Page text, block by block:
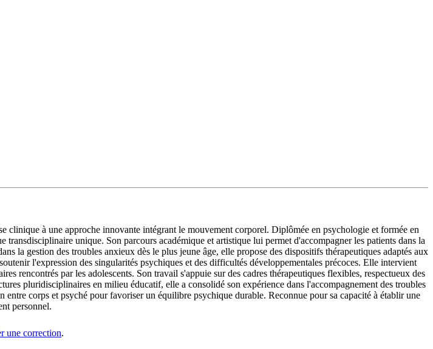
à une approche innovante intégrant le mouvement corporel. Diplômée en psychologie et formée en
unique. Son parcours académique et artistique lui permet d'accompagner les patients dans la
la gestion des troubles anxieux dès le plus jeune âge, elle propose des dispositifs thérapeutiques adaptés aux
l'expression des singularités psychiques et des difficultés développementales précoces. Elle intervient
rencontrés par les adolescents. Son travail s'appuie sur des cadres thérapeutiques flexibles, respectueux des
pluridisciplinaires en milieu éducatif, elle a consolidé son expérience dans l'accompagnement des troubles
corps et psyché pour favoriser un équilibre psychique durable. Reconnue pour sa capacité à établir une
personnel.
une correction.